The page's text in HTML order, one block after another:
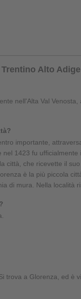
Alto Adige
nell'Alta Val
importante,
1423 fu
città, che ricevette il
è la più piccola
di mura. Nella località
trova a Glorenza, ed è